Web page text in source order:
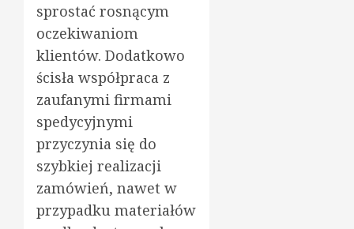
sprostać rosnącym
oczekiwaniom
klientów. Dodatkowo
ścisła współpraca z
zaufanymi firmami
spedycyjnymi
przyczynia się do
szybkiej realizacji
zamówień, nawet w
przypadku materiałów